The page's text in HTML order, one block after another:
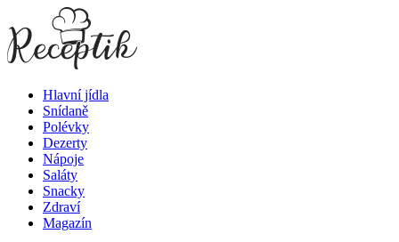
Hlavní jídla
Snídaně
Polévky
Dezerty
Nápoje
Saláty
Snacky
Zdraví
Magazín